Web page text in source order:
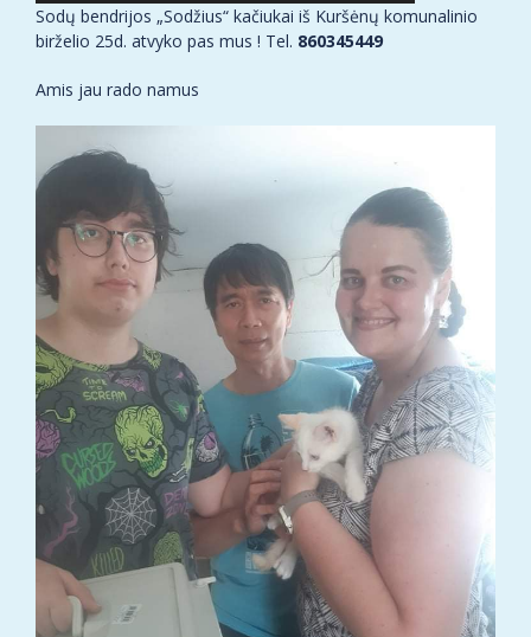
Sodų bendrijos „Sodžius“ kačiukai iš Kuršėnų komunalinio
birželio 25d. atvyko pas mus ! Tel. 860345449
Amis jau rado namus